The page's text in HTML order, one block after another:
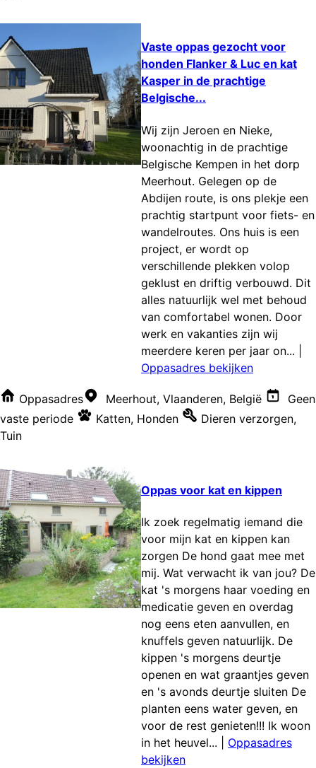
Vaste oppas gezocht voor
honden Flanker & Luc en kat
Kasper in de prachtige
Belgische...
Wij zijn Jeroen en Nieke,
woonachtig in de prachtige
Belgische Kempen in het dorp
Meerhout. Gelegen op de
Abdijen route, is ons plekje een
prachtig startpunt voor fiets- en
wandelroutes. Ons huis is een
project, er wordt op
verschillende plekken volop
geklust en driftig verbouwd. Dit
alles natuurlijk wel met behoud
van comfortabel wonen. Door
werk en vakanties zijn wij
meerdere keren per jaar on...
Oppasadres bekijken
Oppasadres Meerhout, Vlaanderen, België
Geen
vaste periode
Katten, Honden Dieren verzorgen,
Tuin
Oppas voor kat en kippen
Ik zoek regelmatig iemand die
voor mijn kat en kippen kan
zorgen De hond gaat mee met
mij. Wat verwacht ik van jou? De
kat 's morgens haar voeding en
medicatie geven en overdag
nog eens eten aanvullen, en
knuffels geven natuurlijk. De
kippen 's morgens deurtje
openen en wat graantjes geven
en 's avonds deurtje sluiten De
planten eens water geven, en
voor de rest genieten!!! Ik woon
in het heuvel...
Oppasadres
bekijken